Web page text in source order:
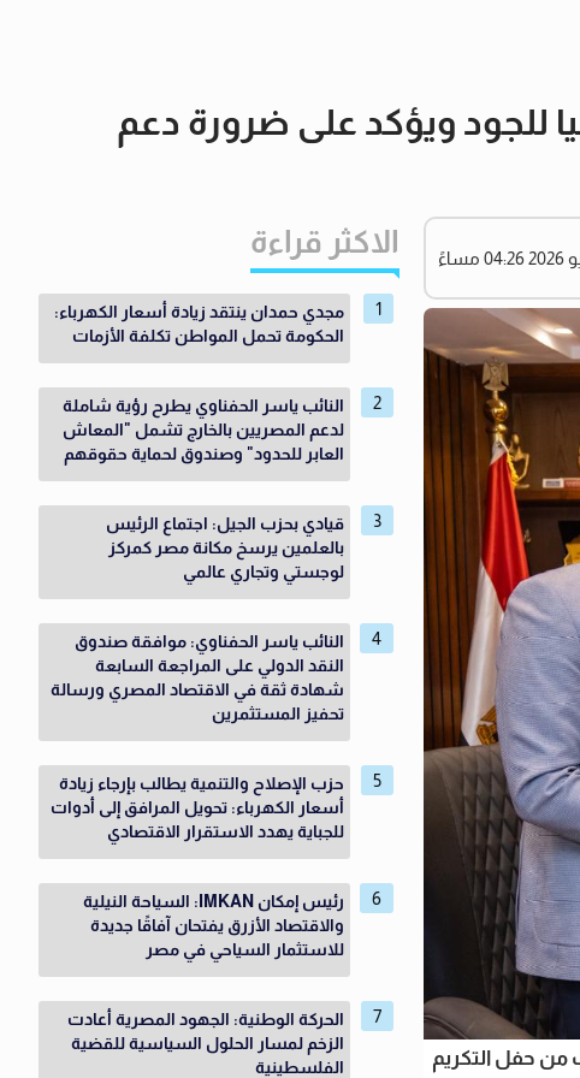
للجود ويؤكد على ضرورة دعم
من حفل التكريم
الاكثر قراءة
مجدي حمدان ينتقد زيادة أسعار الكهرباء:
الحكومة تحمل المواطن تكلفة الأزمات
النائب ياسر الحفناوي يطرح رؤية شاملة
لدعم المصريين بالخارج تشمل "المعاش
العابر للحدود" وصندوق لحماية حقوقهم
قيادي بحزب الجيل: اجتماع الرئيس
بالعلمين يرسخ مكانة مصر كمركز
لوجستي وتجاري عالمي
النائب ياسر الحفناوي: موافقة صندوق
النقد الدولي على المراجعة السابعة
شهادة ثقة في الاقتصاد المصري ورسالة
تحفيز المستثمرين
حزب الإصلاح والتنمية يطالب بإرجاء زيادة
أسعار الكهرباء: تحويل المرافق إلى أدوات
للجباية يهدد الاستقرار الاقتصادي
رئيس إمكان IMKAN: السياحة النيلية
والاقتصاد الأزرق يفتحان آفاقًا جديدة
للاستثمار السياحي في مصر
الحركة الوطنية: الجهود المصرية أعادت
الزخم لمسار الحلول السياسية للقضية
الفلسطينية